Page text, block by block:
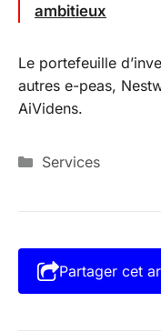
ambitieux
Le portefeuille
autres e-peas,
AiVidens.
Catégories
Services
Partager cet